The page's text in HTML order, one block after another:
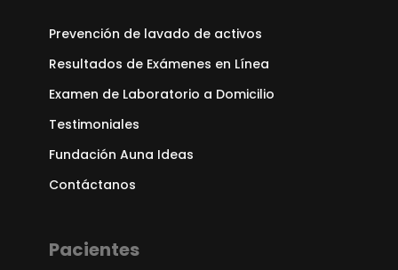
Prevención de lavado de activos
Resultados de Exámenes en Línea
Examen de Laboratorio a Domicilio
Testimoniales
Fundación Auna Ideas
Contáctanos
Pacientes